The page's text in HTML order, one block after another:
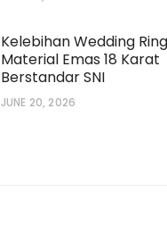
Kelebihan Wedding
Material Emas 18 Karat
Berstandar SNI
JUNE 20, 2026